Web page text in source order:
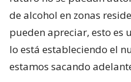
de alcohol en zonas
pueden apreciar, esto es
lo está estableciendo el
estamos sacando